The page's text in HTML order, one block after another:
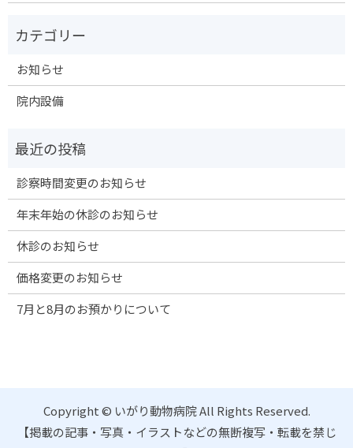
お知らせ
院内設備
診察時間変更のお知らせ
年末年始の休診のお知らせ
休診のお知らせ
価格変更のお知らせ
7月と8月のお預かりについて
Copyright © いがり動物病院 All Rights Reserved.
【掲載の記事・写真・イラストなどの無断複写・転載を禁じ